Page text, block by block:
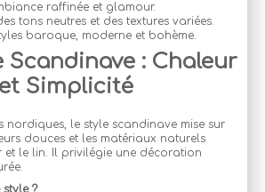
raffinée et glamour.
tons neutres et des textures variées.
baroque, moderne et bohème.
Scandinave : Chaleur
et Simplicité
nordiques, le style scandinave mise sur
douces et les matériaux naturels
et le lin. Il privilégie une décoration